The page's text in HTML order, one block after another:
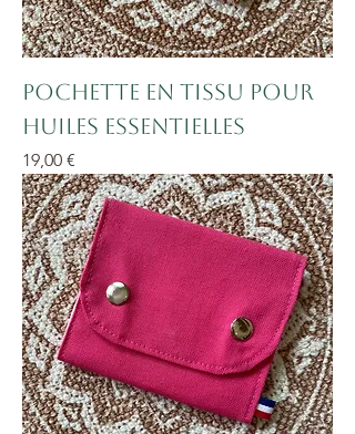
Pochette en tissu pour
huiles essentielles
Prix
19,00 €